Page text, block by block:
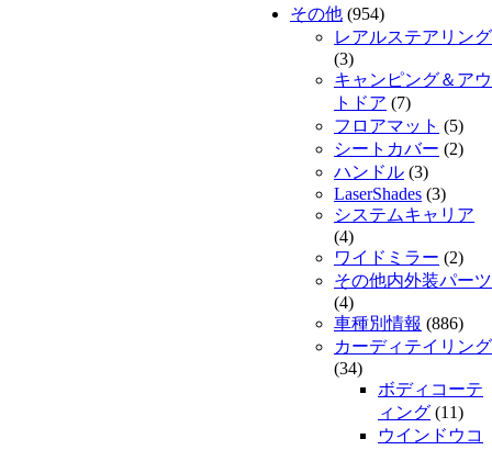
その他 (954)
レアルステアリング
(3)
キャンピング＆アウ
トドア (7)
フロアマット (5)
シートカバー (2)
ハンドル (3)
LaserShades (3)
システムキャリア
(4)
ワイドミラー (2)
その他内外装パーツ
(4)
車種別情報 (886)
カーディテイリング
(34)
ボディコーテ
ィング (11)
ウインドウコ